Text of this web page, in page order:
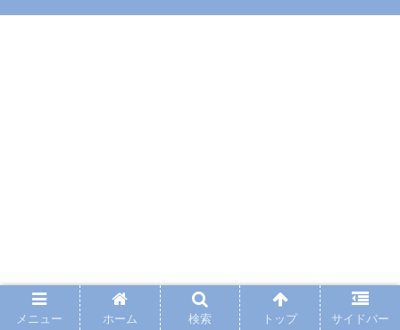
メニュー ホーム 検索 トップ サイドバー